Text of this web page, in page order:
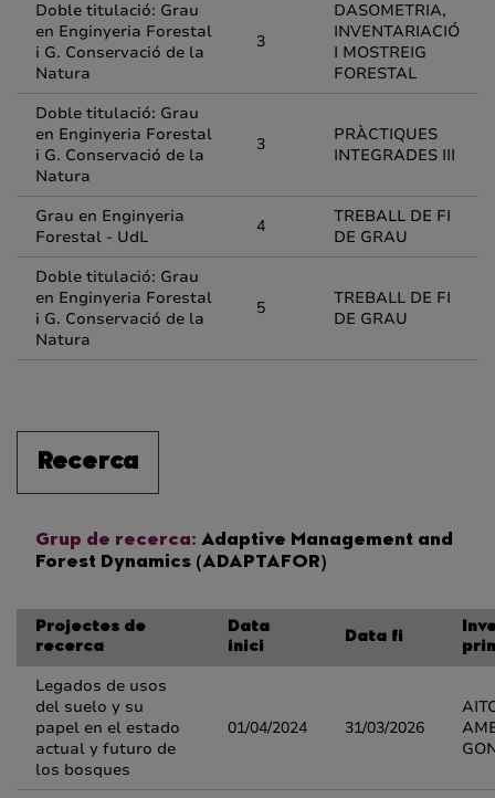
Doble titulació: Grau
en Enginyeria Forestal
i G. Conservació de la
Natura
3
DASOMETRIA,
INVENTARIACIÓ
I MOSTREIG
FORESTAL
Doble titulació: Grau
en Enginyeria Forestal
i G. Conservació de la
Natura
3
PRÀCTIQUES
INTEGRADES III
Grau en Enginyeria
Forestal - UdL
4
TREBALL DE FI
DE GRAU
Doble titulació: Grau
en Enginyeria Forestal
i G. Conservació de la
Natura
5
TREBALL DE FI
DE GRAU
Recerca
Grup de recerca: Adaptive Management and
Forest Dynamics (ADAPTAFOR)
Projectes de
recerca
Data
inici
Data fi
Legados de usos
del suelo y su
papel en el estado
actual y futuro de
los bosques
01/04/2024 31/03/2026